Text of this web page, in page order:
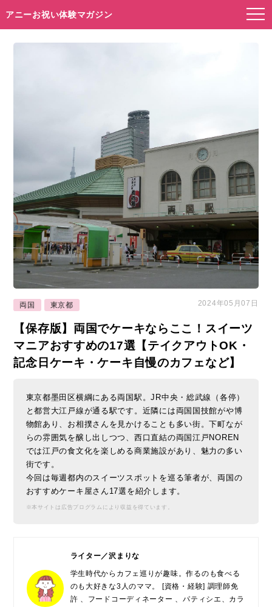
アニーお祝い体験マガジン
両国 東京都 2024年05月07日
【保存版】両国でケーキならここ！スイーツ
マニアおすすめの17選【テイクアウトOK・
記念日ケーキ・ケーキ自慢のカフェなど】
東京都墨田区横綱にある両国駅。JR中央・総武線（各停）
と都営大江戸線が通る駅です。近隣には両国国技館がや博
物館あり、お相撲さんを見かけることも多い街。下町なが
らの雰囲気を醸し出しつつ、西口直結の両国江戸NOREN
では江戸の食文化を楽しめる商業施設があり、魅力の多い
街です。
今回は毎週都内のスイーツスポットを巡る筆者が、両国の
おすすめケーキ屋さん17選を紹介します。
※本サイトは広告プログラムにより収益を得ています。
ライター／沢まりな
学生時代からカフェ巡りが趣味。作るのも食べる
のも大好きな3人のママ。 [資格・経験] 調理師免
許 、フードコーディネーター 、パティシエ、カラ